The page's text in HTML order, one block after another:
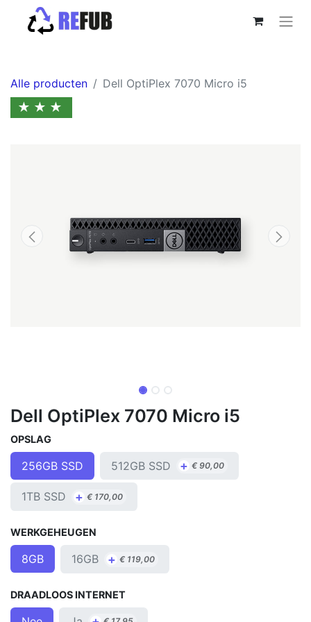
Alle producten Dell OptiPlex 7070 Micro i5
★★★
Dell OptiPlex 7070 Micro i5
OPSLAG
256GB SSD 512GB SSD + €90,00
1TB SSD + € 170,00
WERKGEHEUGEN
8GB 16GB + € 119,00
DRAADLOOS INTERNET